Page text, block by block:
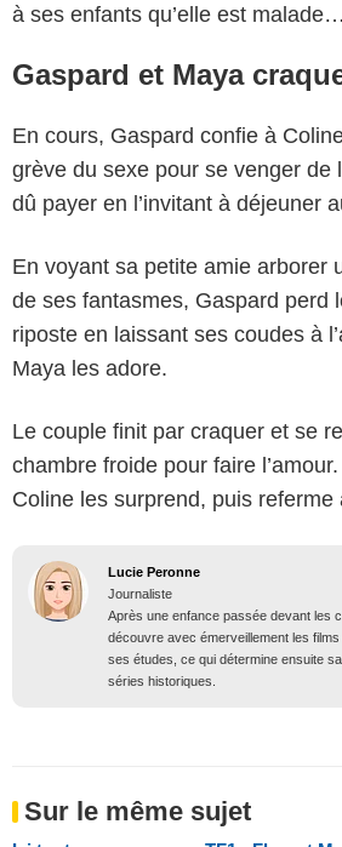
à ses enfants qu’elle est malade…
Gaspard et Maya
En cours, Gaspard confie à
grève du sexe pour se venger de
dû payer en l’invitant à déjeuner
En voyant sa petite amie arborer
de ses fantasmes, Gaspard perd
riposte en laissant ses coudes à
Maya les adore.
Le couple finit par craquer et se
chambre froide pour faire
Coline les surprend, puis referme
Lucie Peronne
Journaliste
Après une enfance passée devant les
découvre avec émerveillement les
ses études, ce qui détermine ensuite
séries historiques.
Sur le même sujet